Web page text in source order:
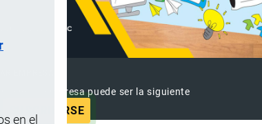
en el
tu empresa puede ser la siguiente
SUSCRIBIRSE